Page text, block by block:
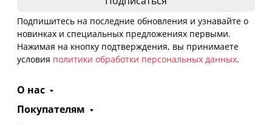
Подпишитесь на последние обновления и узнавайте о
новинках и специальных предложениях первыми.
Нажимая на кнопку подтверждения, вы принимаете
условия политики обработки персональных данных.
О нас
Покупателям